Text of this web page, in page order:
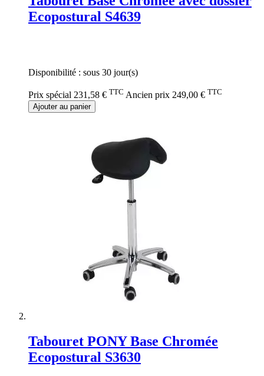
Ecopostural S4639
Disponibilité : sous 30 jour(s)
Prix spécial 231,58 € TTC Ancien prix 249,00 € TTC
Ajouter au panier
Tabouret PONY Base Chromée
Ecopostural S3630